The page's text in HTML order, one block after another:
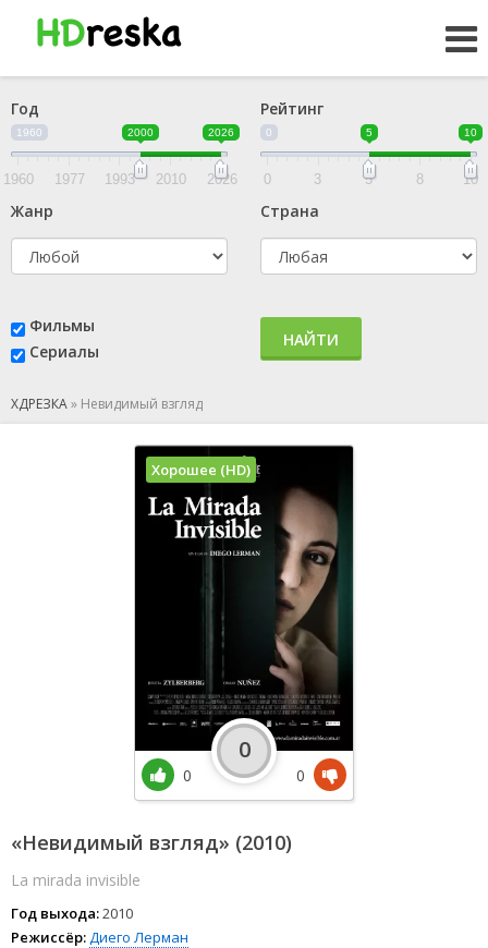
Год
1960 2000 2026
1960 1977 1993 2010 2026
Рейтинг
0 5 10
0 3 5 8 10
Жанр Страна
Фильмы
Сериалы
НАЙТИ
ХДРЕЗКА» Невидимый взгляд
«Невидимый взгляд» (2010)
La mirada invisible
Год выхода:2010
Режиссёр:Диего Лерман
Хорошее (HD)
0
0
0